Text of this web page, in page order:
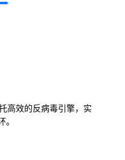
高效的反病毒引擎，实